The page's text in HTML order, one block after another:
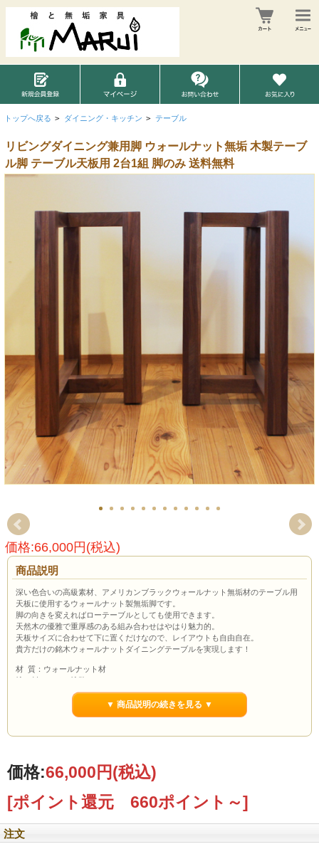
トップへ戻る > ダイニング・キッチン > テーブル
リビングダイニング兼用脚 ウォールナット無垢 木製テーブ
ル脚 テーブル天板用 2台1組 脚のみ 送料無料
価格:66,000円(税込)
商品説明
深い色合いの高級素材、アメリカンブラックウォールナット無垢材のテーブル用
天板に使用するウォールナット製無垢脚です。
脚の向きを変えればローテーブルとしても使用できます。
天然木の優雅で重厚感のある組み合わせはやはり魅力的。
天板サイズに合わせて下に置くだけなので、レイアウトも自由自在。
貴方だけの銘木ウォールナットダイニングテーブルを実現します！
材 質：ウォールナット材
塗 料：オイル塗装
サイズ：幅650×奥行300×高さ650mm
▼ 商品説明の続きを見る ▼
価格:66,000円(税込)
[ポイント還元 660ポイント～]
注文